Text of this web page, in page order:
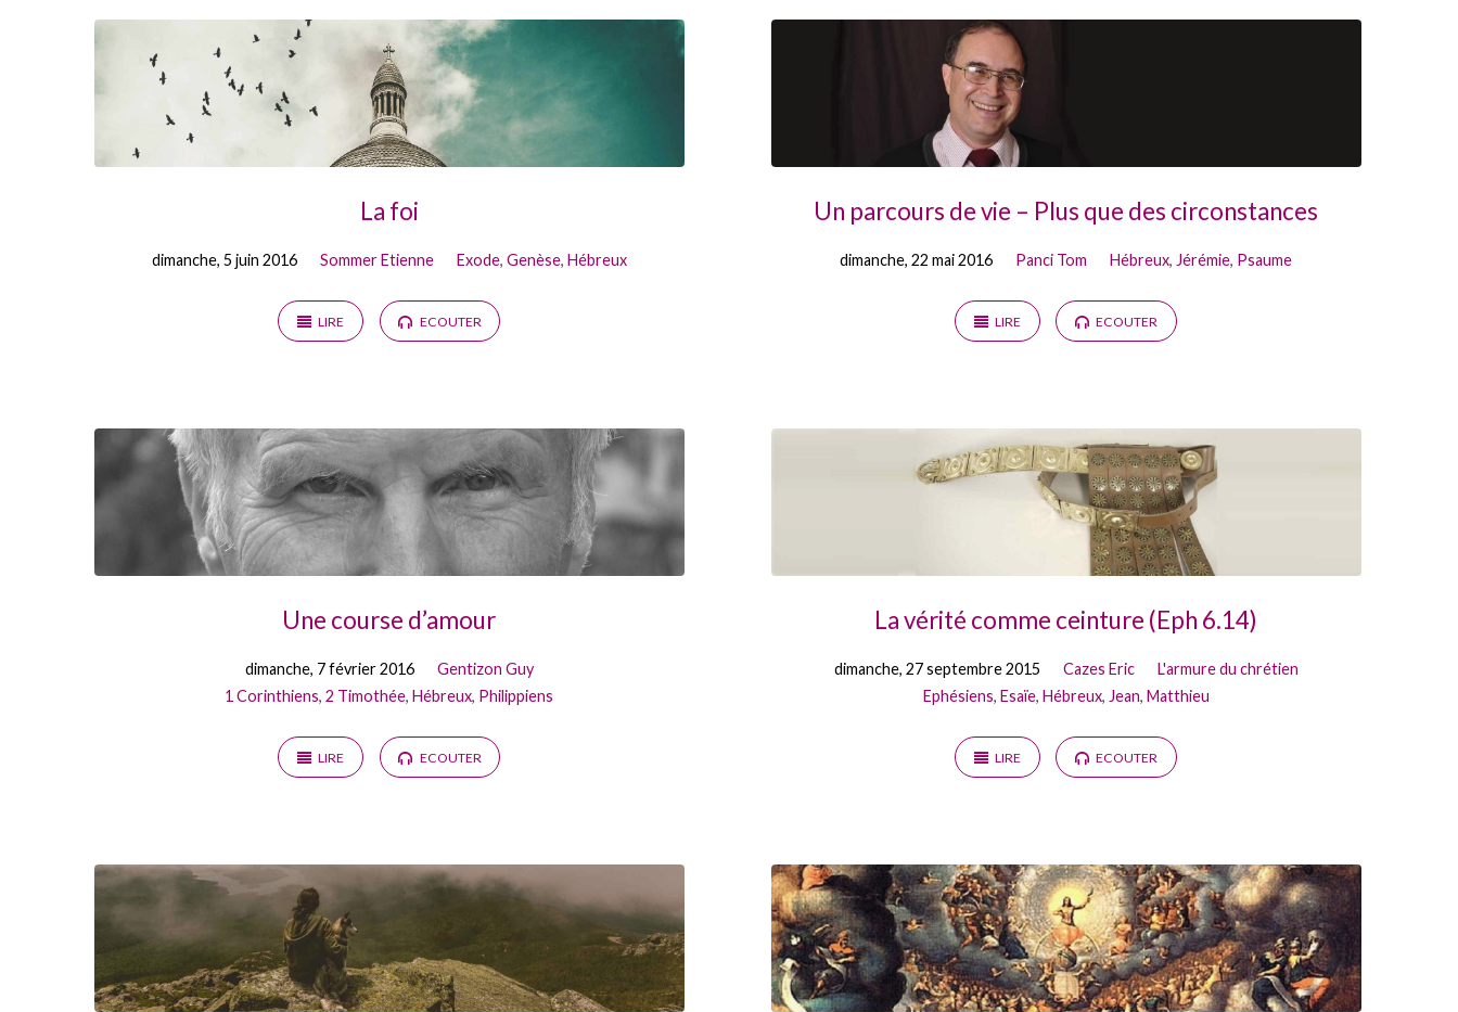
La foi
dimanche, 5 juin 2016 Sommer Etienne Exode, Genèse, Hébreux
LIRE ECOUTER
Un parcours de vie – Plus que des circonstances
dimanche, 22 mai 2016 Panci Tom Hébreux, Jérémie, Psaume
LIRE ECOUTER
Une course d’amour
dimanche, 7 février 2016
Gentizon Guy
1 Corinthiens,2 Timothée,Hébreux, Philippiens
LIRE ECOUTER
La vérité comme ceinture (Eph 6.14)
dimanche, 27 septembre 2015 Cazes Eric
L'armure du chrétien
Ephésiens, Esaïe, Hébreux, Jean, Matthieu
LIRE ECOUTER